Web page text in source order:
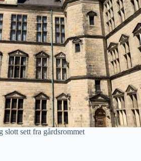
slott sett fra gårdsrommet